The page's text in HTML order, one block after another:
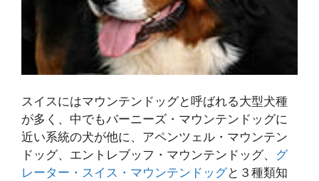
スイスにはマウンテンドッグと呼ばれる大型犬種
が多く、中でもバーニーズ・マウンテンドッグに
近い系統の犬が他に、アペンツェル・マウンテン
ドッグ、エントレブッフ・マウンテンドッグ、 グ
レーター・スイス・マウンテンドッグと３種類知